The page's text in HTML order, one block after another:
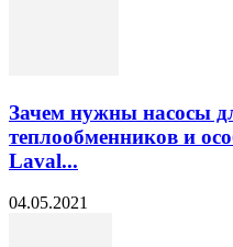
Зачем нужны насосы
теплообменников и
Laval...
04.05.2021